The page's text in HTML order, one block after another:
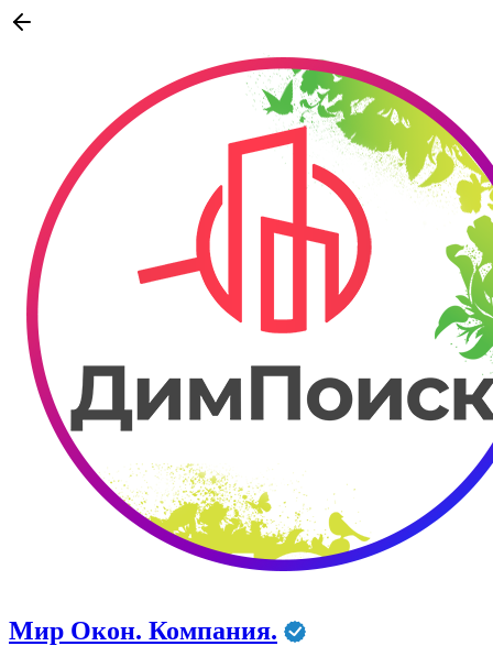
Мир Окон. Компания.